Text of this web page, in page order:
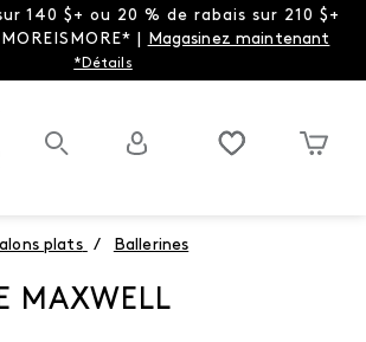
140 $+ ou 20 % de rabais sur 210 $+
| Magasinez maintenant
*Détails
plats / Ballerines
MAXWELL